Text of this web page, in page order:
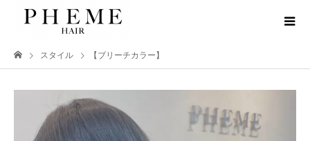
スタイル 【ブリーチカラー】